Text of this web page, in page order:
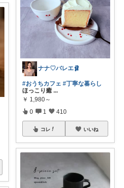
ナナ♡バレエ🩰
#おうちカフェ #丁寧な暮らし
ほっこり癒 ...
￥ 1,980～
0 1 410
コレ いいね